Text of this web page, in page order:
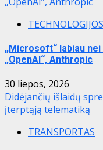
TECHNOLOGIJOS
„Microsoft“ labiau
„OpenAI“, Anthropic
30 liepos, 2026
Didėjančių išlaidų
įterptąją telematiką
TRANSPORTAS